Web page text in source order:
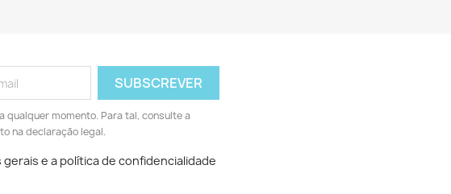
qualquer momento. Para tal, consulte a
na declaração legal.
e a política de confidencialidade